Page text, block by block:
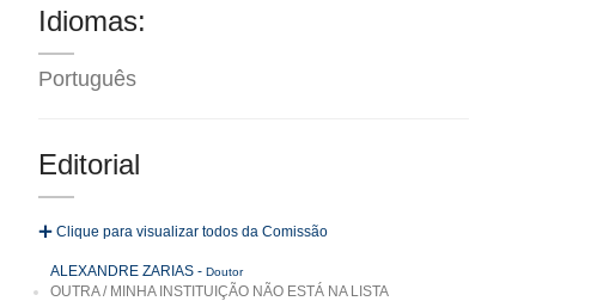
Idiomas:
Português
Editorial
Clique para visualizar todos da Comissão
ALEXANDRE ZARIAS - Doutor
OUTRA / MINHA INSTITUIÇÃO NÃO ESTÁ NA LISTA